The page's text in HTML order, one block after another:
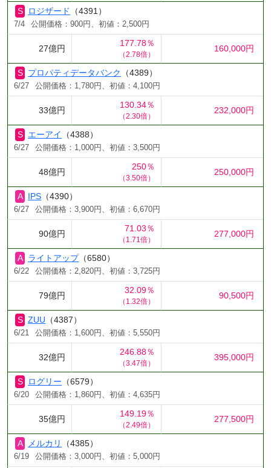
ロジザード （4391）
7/4 公開価格：900円、初値：2,500円
27億円
177.78％
（2.78倍）
160,000円
プロパティデータバンク （4389）
6/27 公開価格：1,780円、初値：4,100円
33億円
130.34％
（2.30倍）
232,000円
エーアイ （4388）
6/27 公開価格：1,000円、初値：3,500円
48億円
250％
（3.50倍）
250,000円
IPS （4390）
6/27 公開価格：3,900円、初値：6,670円
90億円
71.03％
（1.71倍）
277,000円
ライトアップ（6580）
6/22 公開価格：2,820円、初値：3,725円
79億円
32.09％
（1.32倍）
90,500円
ZUU （4387）
6/21 公開価格：1,600円、初値：5,550円
32億円
246.88％
（3.47倍）
395,000円
ログリー （6579）
6/20 公開価格：1,860円、初値：4,635円
35億円
149.19％
（2.49倍）
277,500円
メルカリ （4385）
6/19 公開価格：3,000円、初値：5,000円